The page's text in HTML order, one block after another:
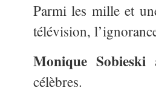
Parmi les mille et
télévision,
Monique Sobieski
célèbres.